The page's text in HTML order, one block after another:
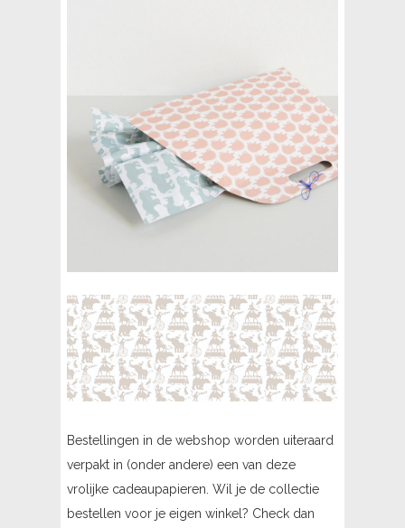
Bestellingen in de webshop worden uiteraard
verpakt in (onder andere) een van deze
vrolijke cadeaupapieren. Wil je de collectie
bestellen voor je eigen winkel? Check dan